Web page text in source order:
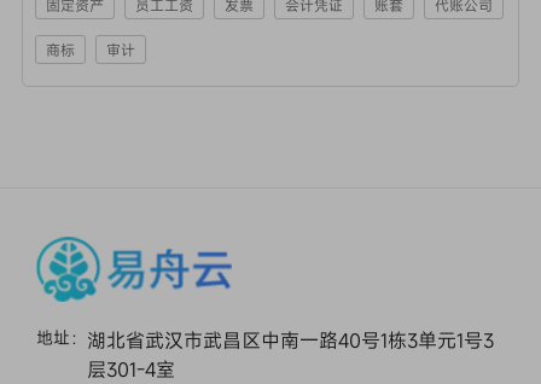
固定资产 员工工资 发票 会计凭证 账套 代账公司
商标 审计
地址： 湖北省武汉市武昌区中南一路40号1栋3单元1号3
层301-4室